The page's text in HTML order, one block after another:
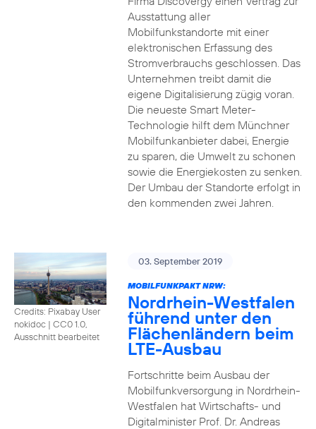
Ausstattung aller
Mobilfunkstandorte mit einer
elektronischen Erfassung des
Stromverbrauchs geschlossen. Das
Unternehmen treibt damit die
eigene Digitalisierung zügig voran.
Die neueste Smart Meter-
Technologie hilft dem Münchner
Mobilfunkanbieter dabei, Energie
zu sparen, die Umwelt zu schonen
sowie die Energiekosten zu senken.
Der Umbau der Standorte erfolgt in
den kommenden zwei Jahren.
Credits: Pixabay User
nokidoc | CC0 1.0,
Ausschnitt bearbeitet
03. September 2019
MOBILFUNKPAKT NRW:
Nordrhein-Westfalen
führend unter den
Flächenländern beim
LTE-Ausbau
Fortschritte beim Ausbau der
Mobilfunkversorgung in Nordrhein-
Westfalen hat Wirtschafts- und
Digitalminister Prof. Dr. Andreas